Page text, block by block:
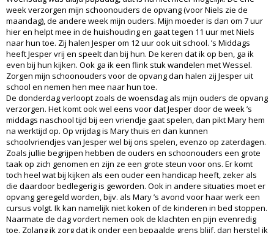
week verzorgen mijn schoonouders de opvang (voor Niels zie de
maandag), de andere week mijn ouders. Mijn moeder is dan om 7 uur
hier en helpt mee in de huishouding en gaat tegen 11 uur met Niels
naar hun toe. Zij halen Jesper om 12 uur ook uit school. ’s Middags
heeft Jesper vrij en speelt dan bij hun. De keren dat ik op ben, ga ik
even bij hun kijken. Ook ga ik een flink stuk wandelen met Wessel.
Zorgen mijn schoonouders voor de opvang dan halen zij Jesper uit
school en nemen hen mee naar hun toe.
De donderdag verloopt zoals de woensdag als mijn ouders de opvang
verzorgen. Het komt ook wel eens voor dat Jesper door de week ’s
middags naschool tijd bij een vriendje gaat spelen, dan pikt Mary hem
na werktijd op. Op vrijdag is Mary thuis en dan kunnen
schoolvriendjes van Jesper wel bij ons spelen, evenzo op zaterdagen.
Zoals jullie begrijpen hebben de ouders en schoonouders een grote
taak op zich genomen en zijn ze een grote steun voor ons. Er komt
toch heel wat bij kijken als een ouder een handicap heeft, zeker als
die daardoor bedlegerig is geworden. Ook in andere situaties moet er
opvang geregeld worden, bijv. als Mary ’s avond voor haar werk een
cursus volgt. Ik kan namelijk niet koken of de kinderen in bed stoppen.
Naarmate de dag vordert nemen ook de klachten en pijn evenredig
toe. Zolang ik zorg dat ik onder een bepaalde grens blijf, dan herstel ik